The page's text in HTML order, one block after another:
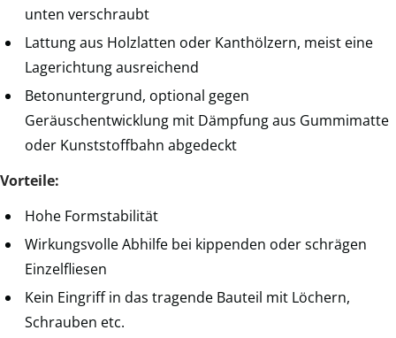
unten verschraubt
Lattung aus Holzlatten oder Kanthölzern, meist eine
Lagerichtung ausreichend
Betonuntergrund, optional gegen
Geräuschentwicklung mit Dämpfung aus Gummimatte
oder Kunststoffbahn abgedeckt
Vorteile:
Hohe Formstabilität
Wirkungsvolle Abhilfe bei kippenden oder schrägen
Einzelfliesen
Kein Eingriff in das tragende Bauteil mit Löchern,
Schrauben etc.